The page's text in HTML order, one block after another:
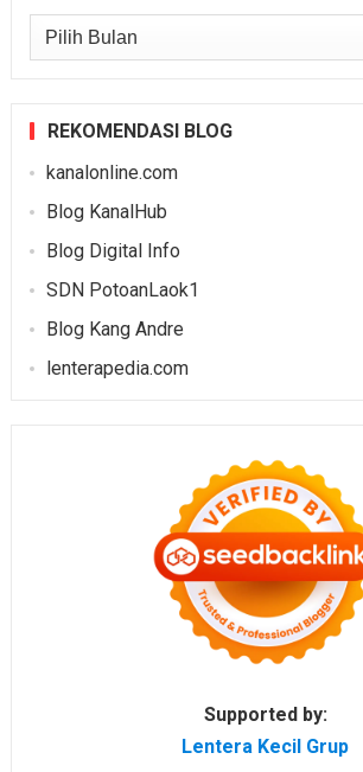
Arsip
REKOMENDASI BLOG
kanalonline.com
Blog KanalHub
Blog Digital Info
SDN PotoanLaok1
Blog Kang Andre
lenterapedia.com
Supported by:
Lentera Kecil Grup